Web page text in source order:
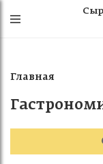
Сыр
Главная